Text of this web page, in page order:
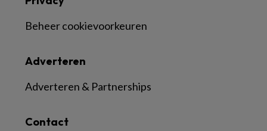
Contact
Adverteren
Adverteren & Partnerships
Beheer cookievoorkeuren